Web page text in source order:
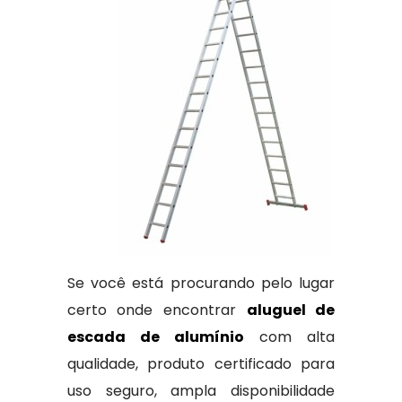
Se você está procurando pelo lugar
certo onde encontrar aluguel de
escada de alumínio com alta
qualidade, produto certificado para
uso seguro, ampla disponibilidade